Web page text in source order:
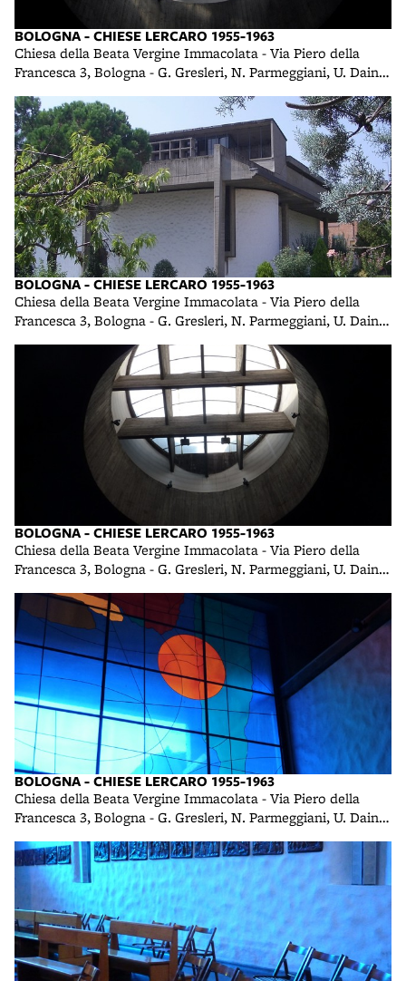
BOLOGNA - CHIESE LERCARO 1955-1963
Chiesa della Beata Vergine Immacolata - Via Piero della
Francesca 3, Bologna - G. Gresleri, N. Parmeggiani, U. Daini -
BOLOGNA - CHIESE LERCARO 1955-1963
Chiesa della Beata Vergine Immacolata - Via Piero della
Francesca 3, Bologna - G. Gresleri, N. Parmeggiani, U. Daini -
BOLOGNA - CHIESE LERCARO 1955-1963
Chiesa della Beata Vergine Immacolata - Via Piero della
Francesca 3, Bologna - G. Gresleri, N. Parmeggiani, U. Daini -
BOLOGNA - CHIESE LERCARO 1955-1963
Chiesa della Beata Vergine Immacolata - Via Piero della
Francesca 3, Bologna - G. Gresleri, N. Parmeggiani, U. Daini -